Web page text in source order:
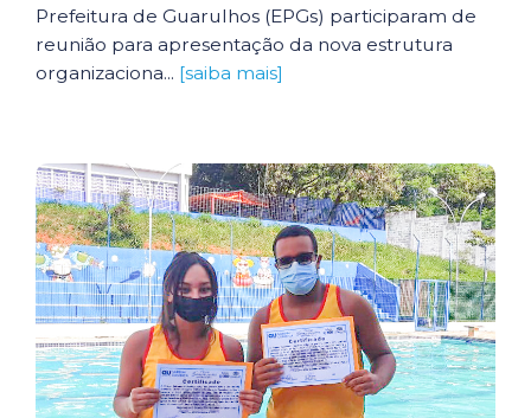
Prefeitura de Guarulhos (EPGs) participaram de
reunião para apresentação da nova estrutura
organizaciona... [saiba mais]